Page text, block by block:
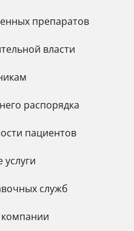
препаратов
власти
распорядка
пациентов
служб